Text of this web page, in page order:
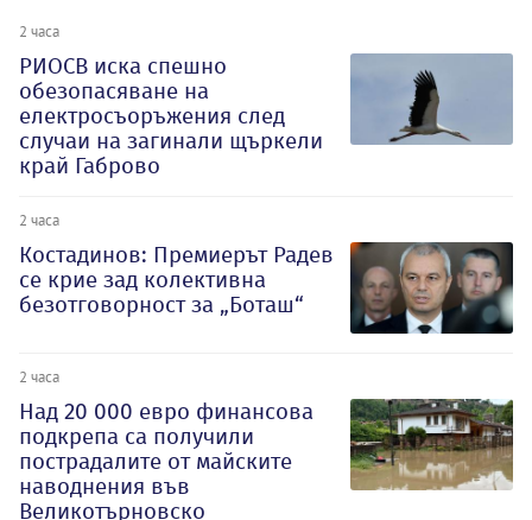
2 часа
РИОСВ иска спешно
обезопасяване на
електросъоръжения след
случаи на загинали щъркели
край Габрово
2 часа
Костадинов: Премиерът Радев
се крие зад колективна
безотговорност за „Боташ“
2 часа
Над 20 000 евро финансова
подкрепа са получили
пострадалите от майските
наводнения във
Великотърновско